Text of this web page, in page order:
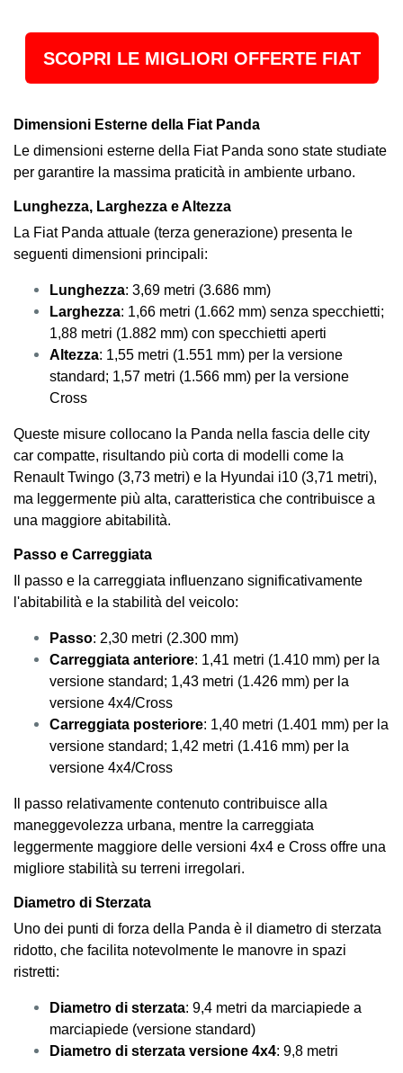
SCOPRI LE MIGLIORI OFFERTE FIAT
Dimensioni Esterne della Fiat Panda
Le dimensioni esterne della Fiat Panda sono state studiate
per garantire la massima praticità in ambiente urbano.
Lunghezza, Larghezza e Altezza
La Fiat Panda attuale (terza generazione) presenta le
seguenti dimensioni principali:
Lunghezza: 3,69 metri (3.686 mm)
Larghezza: 1,66 metri (1.662 mm) senza specchietti;
1,88 metri (1.882 mm) con specchietti aperti
Altezza: 1,55 metri (1.551 mm) per la versione
standard; 1,57 metri (1.566 mm) per la versione
Cross
Queste misure collocano la Panda nella fascia delle city
car compatte, risultando più corta di modelli come la
Renault Twingo (3,73 metri) e la Hyundai i10 (3,71 metri),
ma leggermente più alta, caratteristica che contribuisce a
una maggiore abitabilità.
Passo e Carreggiata
Il passo e la carreggiata influenzano significativamente
l'abitabilità e la stabilità del veicolo:
Passo: 2,30 metri (2.300 mm)
Carreggiata anteriore: 1,41 metri (1.410 mm) per la
versione standard; 1,43 metri (1.426 mm) per la
versione 4x4/Cross
Carreggiata posteriore: 1,40 metri (1.401 mm) per la
versione standard; 1,42 metri (1.416 mm) per la
versione 4x4/Cross
Il passo relativamente contenuto contribuisce alla
maneggevolezza urbana, mentre la carreggiata
leggermente maggiore delle versioni 4x4 e Cross offre una
migliore stabilità su terreni irregolari.
Diametro di Sterzata
Uno dei punti di forza della Panda è il diametro di sterzata
ridotto, che facilita notevolmente le manovre in spazi
ristretti:
Diametro di sterzata: 9,4 metri da marciapiede a
marciapiede (versione standard)
Diametro di sterzata versione 4x4: 9,8 metri